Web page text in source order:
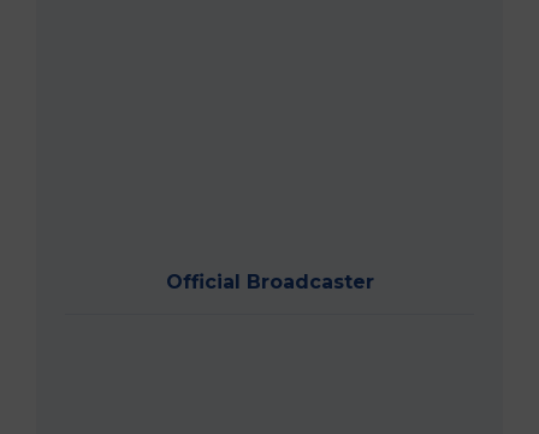
Official Broadcaster